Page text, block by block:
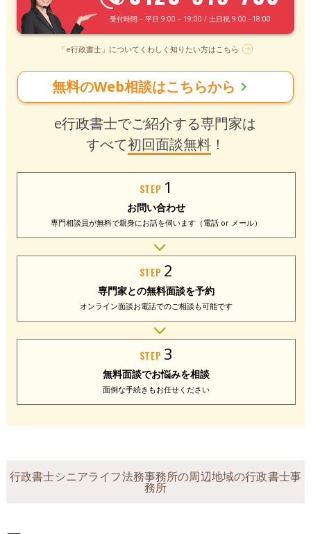
受付時間 – 平日 9:00 – 19:00 / 土日祝 9:00 –18:00
「e行政書士」についてくわしく知りたい方はこちら
無料のWeb相談はこちらから chevron_right
e行政書士でご紹介する専門家は
すべて初回面談無料！
STEP 1
お問い合わせ
専門相談員が無料で親身にお話を伺います（電話 or メール）
STEP 2
専門家との無料面談を予約
オンライン面談お電話でのご相談も可能です
STEP 3
無料面談でお悩みを相談
面倒な手続きもお任せください
行政書士シニアライフ法務事務所の周辺地域の行政書士事
務所